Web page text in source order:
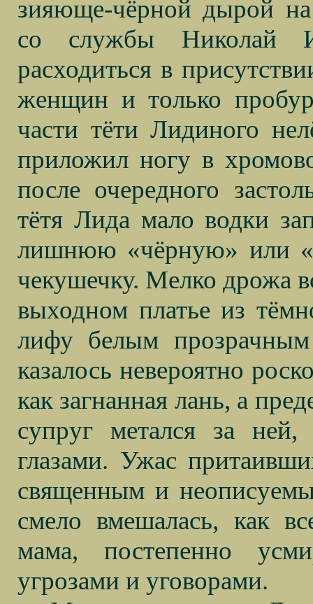
зияюще-чёрной дырой
со службы Николай
расходиться в
женщин и только
части тёти Лидиного
приложил ногу в
после очередного
тётя Лида мало водки
лишнюю «чёрную» или
чекушечку. Мелко дрожа
выходном платье из
лифу белым
казалось невероятно
как загнанная лань, а
супруг метался за
глазами. Ужас
священным и
смело вмешалась, как
мама, постепенно
угрозами и уговорами.